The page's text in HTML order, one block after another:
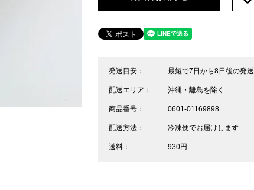
発送目安： 最短で7日から8日後の発送
配送エリア： 沖縄・離島を除く
商品番号： 0601-01169898
配送方法： 冷凍便でお届けします
送料： 930円